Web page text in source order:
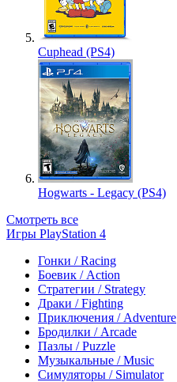
Cuphead (PS4)
Hogwarts - Legacy (PS4)
Смотреть все
Игры PlayStation 4
Гонки / Racing
Боевик / Action
Стратегии / Strategy
Драки / Fighting
Приключения / Adventure
Бродилки / Arcade
Пазлы / Puzzle
Музыкальные / Music
Симуляторы / Simulator